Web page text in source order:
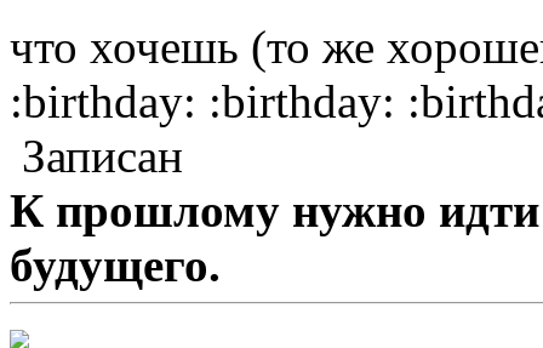
что хочешь (то же
:birthday: :birthday:
Записан
К прошлому нужно идти
будущего.